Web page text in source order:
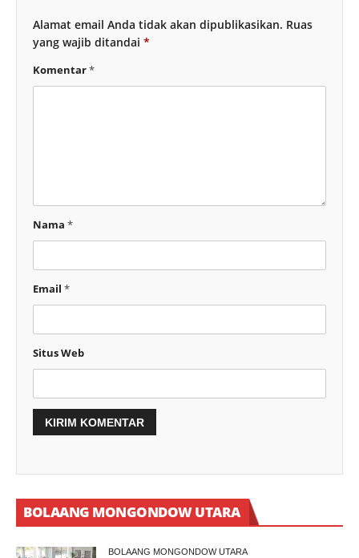
Alamat email Anda tidak akan dipublikasikan. Ruas
yang wajib ditandai *
Komentar*
Nama *
Email *
Situs Web
BOLAANG MONGONDOW UTARA
BOLAANG MONGONDOW UTARA